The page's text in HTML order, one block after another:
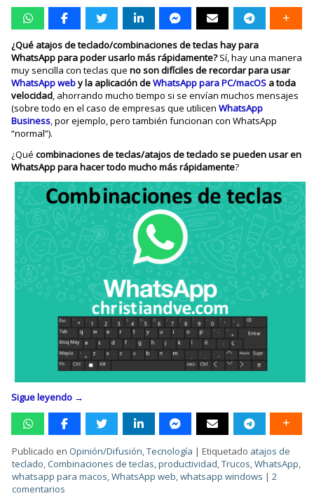
¿Qué atajos de teclado/combinaciones de teclas hay para
WhatsApp para poder usarlo más rápidamente?Sí, hay una manera
muy sencilla con teclas queno son difíciles de recordar para usar
WhatsApp weby la aplicación deWhatsApp para PC/macOS a toda
velocidad, ahorrando mucho tiempo si se envían muchos mensajes
(sobre todo en el caso de empresas que utilicenWhatsApp
Business, por ejemplo, pero también funcionan con WhatsApp
“normal”).
¿Quécombinaciones de teclas/atajos de teclado se pueden usar en
WhatsApp para hacer todo mucho más rápidamente?
Sigue leyendo →
Publicado en Opinión/Difusión,Tecnología |Etiquetado atajos de
teclado,Combinaciones de teclas,productividad,Trucos,WhatsApp,
whatsapp para macos,WhatsApp web,whatsapp windows |2
comentarios